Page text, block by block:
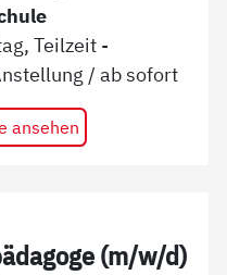
Teilzeit -
/ absofort
ansehen
(m/w/d)